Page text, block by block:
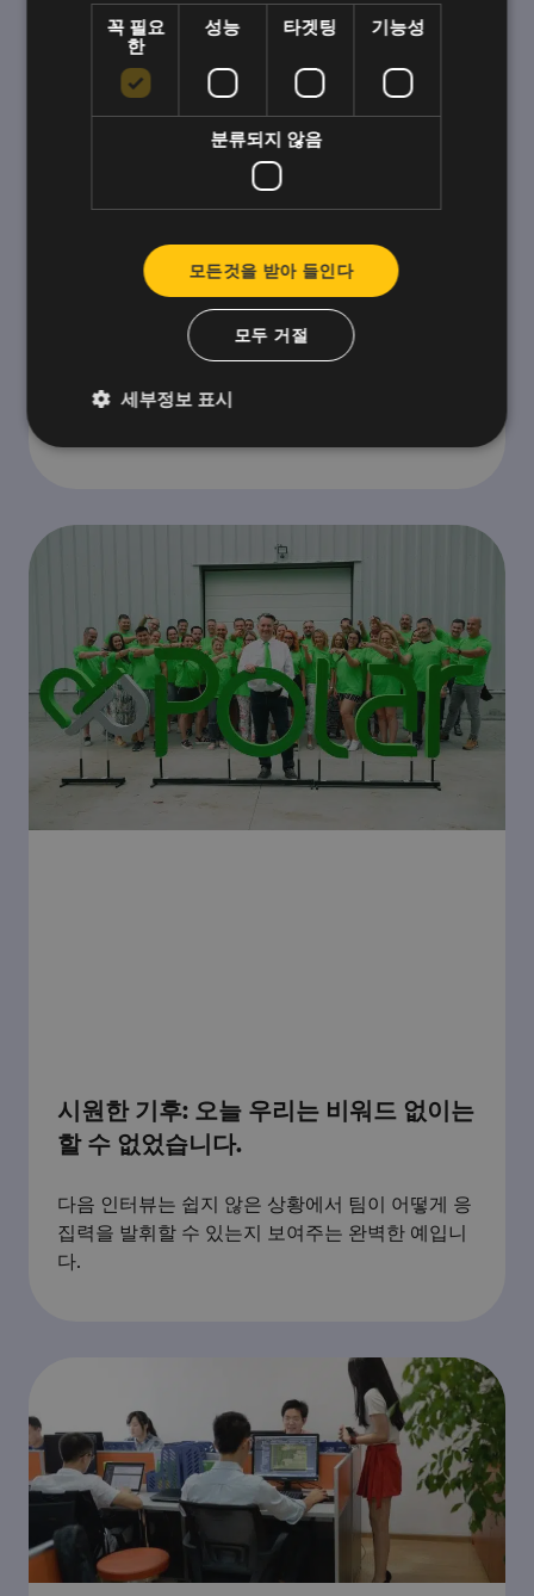
스트리트 키친: 비워드 도입 이후 우리
팀은 더욱 결속력이 강해졌습니다.
8,000개 이상의 레시피, 수백 개의 동영상, 책, 잡지
가 Street Kitchen의 결과물입니다. 제 푀르도스의
이름을 딴 스트리트 키친은 헝가리 미식계에서 가
시원한 기후: 오늘 우리는 비워드 없이는
할 수 없었습니다.
다음 인터뷰는 쉽지 않은 상황에서 팀이 어떻게 응
집력을 발휘할 수 있는지 보여주는 완벽한 예입니
다.
꼭 필요
한
성능 타겟팅 기능성
분류되지 않음
모든것을 받아 들인다
모두 거절
세부정보 표시